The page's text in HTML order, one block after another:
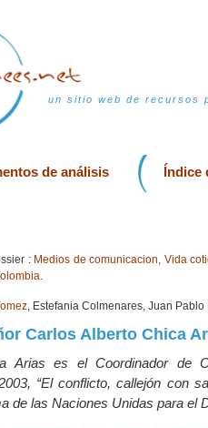
un sitio web de recursos
de análisis Índice
: Medios de comunicacion, Vida
, Estefania Colmenares, Juan
Carlos Alberto Chica
Arias es el Coordinador de
“El conflicto, callejón con
de las Naciones Unidas para el